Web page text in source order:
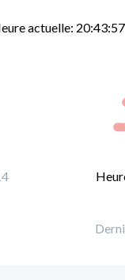
actuelle: 20:43:58